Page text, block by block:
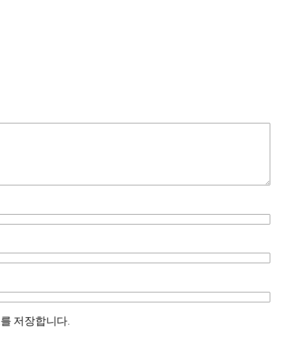
저장합니다.